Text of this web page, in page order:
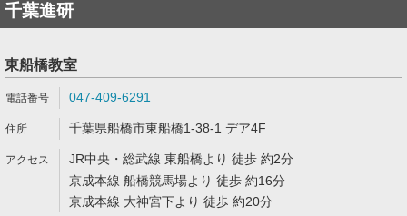
千葉進研
東船橋教室
047-409-6291
千葉県船橋市東船橋1-38-1 デア4F
JR中央・総武線 東船橋より 徒歩 約2分
京成本線 船橋競馬場より 徒歩 約16分
京成本線 大神宮下より 徒歩 約20分